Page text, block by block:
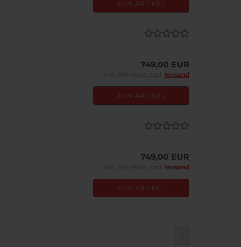
ZUM ARTIKEL
749,00 EUR
inkl. 19% MwSt. zzgl. Versand
ZUM ARTIKEL
749,00 EUR
inkl. 19% MwSt. zzgl. Versand
ZUM ARTIKEL
1